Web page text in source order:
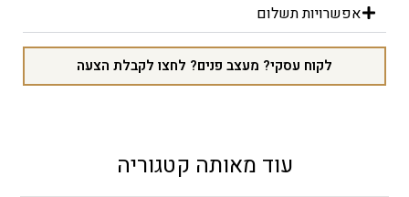
אפשרויות תשלום
לקוח עסקי? מעצב פנים? לחצו לקבלת הצעה
עוד מאותה קטגוריה